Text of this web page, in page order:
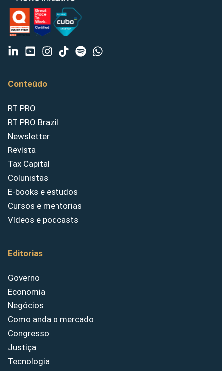
Conteúdo
RT PRO
RT PRO Brazil
Newsletter
Revista
Tax Capital
Colunistas
E-books e estudos
Cursos e mentorias
Vídeos e podcasts
Editorias
Governo
Economia
Negócios
Como anda o mercado
Congresso
Justiça
Tecnologia